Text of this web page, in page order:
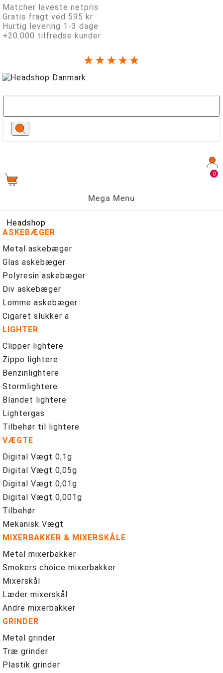
Matcher laveste netpris
Gratis fragt ved 595 kr
Hurtig levering 1-3 dage
+20.000 tilfredse kunder
★★★★★
0
Mega Menu
Headshop
ASKEBÆGER
Metal askebæger
Glas askebæger
Polyresin askebæger
Div askebæger
Lomme askebæger
Cigaret slukker a
LIGHTER
Clipper lightere
Zippo lightere
Benzinlightere
Stormlightere
Blandet lightere
Lightergas
Tilbehør til lightere
VÆGTE
Digital Vægt 0,1g
Digital Vægt 0,05g
Digital Vægt 0,01g
Digital Vægt 0,001g
Tilbehør
Mekanisk Vægt
MIXERBAKKER & MIXERSKÅLE
Metal mixerbakker
Smokers choice mixerbakker
Mixerskål
Læder mixerskål
Andre mixerbakker
GRINDER
Metal grinder
Træ grinder
Plastik grinder